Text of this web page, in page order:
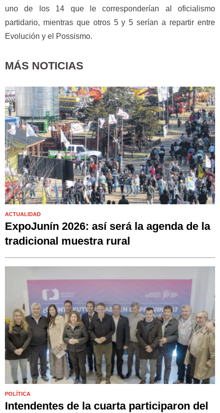
uno de los 14 que le corresponderían al oficialismo
partidario, mientras que otros 5 y 5 serían a repartir entre
Evolución y el Possismo.
MÁS NOTICIAS
ACTUALIDAD
ExpoJunín 2026: así será la agenda de la
tradicional muestra rural
POLÍTICA
Intendentes de la cuarta participaron del